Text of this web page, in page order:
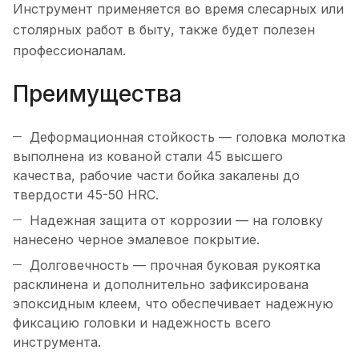
Инструмент применяется во время слесарных или
столярных работ в быту, также будет полезен
профессионалам.
Преимущества
Деформационная стойкость — головка молотка
выполнена из кованой стали 45 высшего
качества, рабочие части бойка закалены до
твердости 45-50 HRC.
Надежная защита от коррозии — на головку
нанесено черное эмалевое покрытие.
Долговечность — прочная буковая рукоятка
расклинена и дополнительно зафиксирована
эпоксидным клеем, что обеспечивает надежную
фиксацию головки и надежность всего
инструмента.